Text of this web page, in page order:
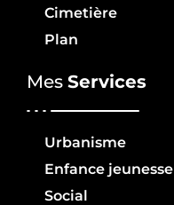
Cimetière
Plan
Mes Services
Urbanisme
Enfance jeunesse
Social